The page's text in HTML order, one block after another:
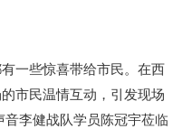
一些惊喜带给市民。在西
市民温情互动，引发现场
李健战队学员陈冠宇莅临